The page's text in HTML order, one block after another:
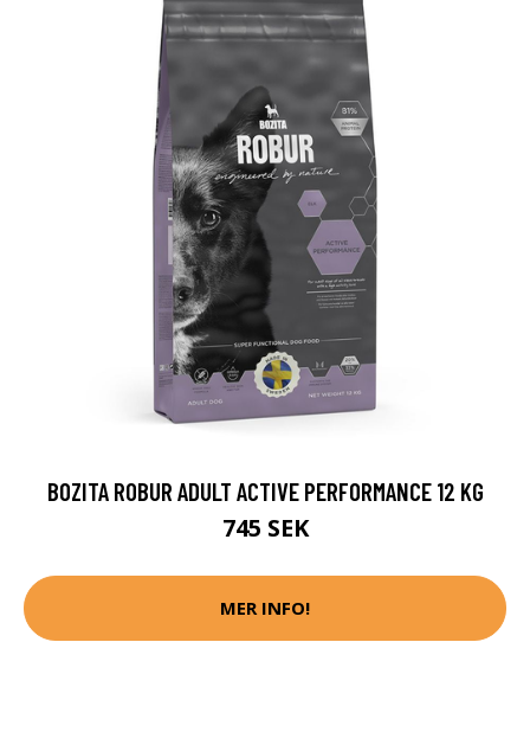
BOZITA ROBUR ADULT ACTIVE PERFORMANCE 12 KG
745 SEK
MER INFO!